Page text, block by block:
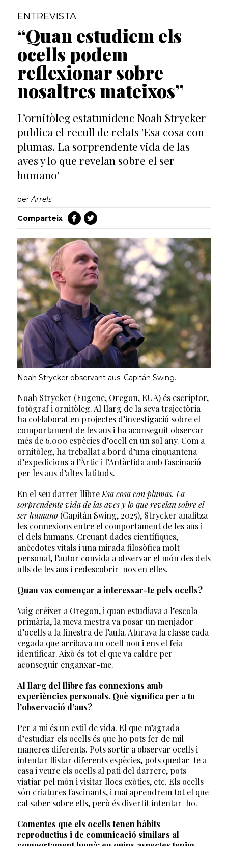
ENTREVISTA
“Quan estudiem els
ocells podem
reflexionar sobre
nosaltres mateixos”
L’ornitòleg estatunidenc Noah Strycker
publica el recull de relats 'Esa cosa con
plumas. La sorprendente vida de las
aves y lo que revelan sobre el ser
humano'
perArrels
Comparteix
Noah Strycker observant aus. Capitán Swing.
Noah Strycker (Eugene, Oregon, EUA) és escriptor,
fotògraf i ornitòleg. Al llarg de la seva trajectòria
ha col·laborat en projectes d’investigació sobre el
comportament de les aus i ha aconseguit observar
més de 6.000 espècies d’ocell en un sol any. Com a
ornitòleg, ha treballat a bord d’una cinquantena
d’expedicions a l’Àrtic i l’Antàrtida amb fascinació
per les aus d’altes latituds.
En el seu darrer llibre Esa cosa con plumas. La
sorprendente vida de las aves y lo que revelan sobre el
ser humano (Capitán Swing, 2025), Strycker analitza
les connexions entre el comportament de les aus i
el dels humans. Creuant dades científiques,
anècdotes vitals i una mirada filosòfica molt
personal, l’autor convida a observar el món des dels
ulls de les aus i redescobrir-nos en elles.
Quan vas començar a interessar-te pels ocells?
Vaig créixer a Oregon, i quan estudiava a l’escola
primària, la meva mestra va posar un menjador
d’ocells a la finestra de l’aula. Aturava la classe cada
vegada que arribava un ocell nou i ens el feia
identificar. Això és tot el que va caldre per
aconseguir enganxar-me.
Al llarg del llibre fas connexions amb
experiències personals. Què significa per a tu
l’observació d’aus?
Per a mi és un estil de vida. El que m’agrada
d’estudiar els ocells és que ho pots fer de mil
maneres diferents. Pots sortir a observar ocells i
intentar llistar diferents espècies, pots quedar-te a
casa i veure els ocells al pati del darrere, pots
viatjar pel món i visitar llocs exòtics, etc. Els ocells
són criatures fascinants, i mai aprendrem tot el que
cal saber sobre ells, però és divertit intentar-ho.
Comentes que els ocells tenen hàbits
reproductius i de comunicació similars al